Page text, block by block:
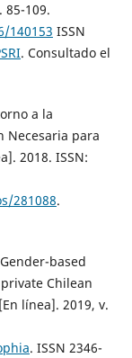
85-109.
140153 ISSN
. Consultado el
a la
Necesaria para
2018. ISSN:
281088.
based
Chilean
línea]. 2019, v.
. ISSN 2346-